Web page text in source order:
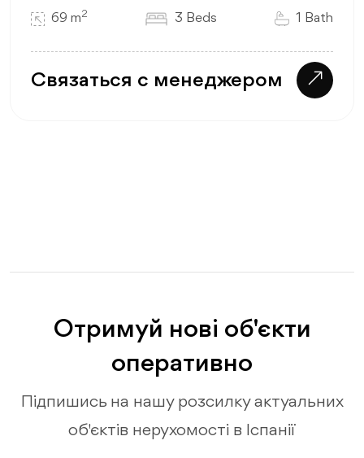
69 m2 3 Beds 1 Bath
Связаться с менеджером
Отримуй нові об'єкти
оперативно
Підпишись на нашу розсилку актуальних
об'єктів нерухомості в Іспанії